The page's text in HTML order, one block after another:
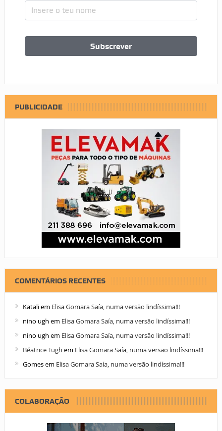
PUBLICIDADE
COMENTÁRIOS RECENTES
Kataliem Elisa Gomara Saía, numa versão lindíssima!!!
nino ugh em Elisa Gomara Saía, numa versão lindíssima!!!
nino ugh em Elisa Gomara Saía, numa versão lindíssima!!!
Béatrice Tugh em Elisa Gomara Saía, numa versão lindíssima!!!
Gomesem Elisa Gomara Saía, numa versão lindíssima!!!
COLABORAÇÃO